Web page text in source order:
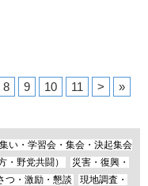
8 9 10 11 > »
い・学習会・集会・決起集会
・野党共闘）
災害・復興・
つ・激励・懇談
現地調査・